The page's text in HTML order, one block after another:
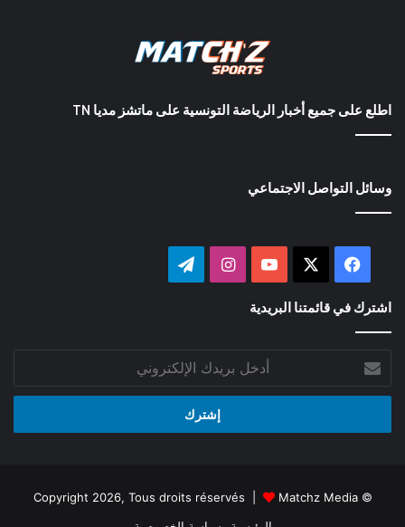
اطلع على جميع أخبار الرياضة التونسية على ماتشز مديا TN
وسائل التواصل الاجتماعي
فيسبوك ‫YouTubeانستقرام
اشترك في قائمتنا البريدية
بريدك
الإلكتروني
© Copyright 2026, Tous droits réservés |
Matchz Media